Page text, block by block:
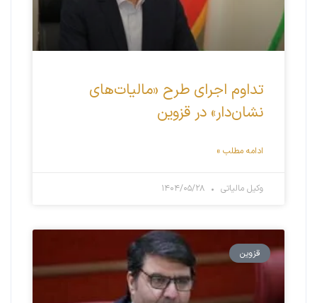
تداوم اجرای طرح «مالیات‌های
نشان‌دار» در قزوین
ادامه مطلب »
وکیل مالیاتی
قزوین